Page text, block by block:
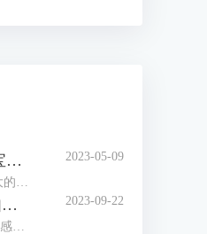
蓝宝石插件中英文对照 蓝宝石插件中文
蓝宝石Sapphire插件是一款非常强大的视频特效工具，为用户提供了多种高质量的视觉效果和工具，让视频制作和编辑变得更加高效和出色。本文将为用户介绍蓝宝石插件中英文对照 蓝宝石插件中文的内容，希望可帮助用户更好地了解这个优秀的视频特效工具。
2023-05-09
视频颗粒感是什么意思？如何去掉视频的颗粒感和噪点？
本文内容摘要如下： 一、视频颗粒感是因为什么? 二、如何避免视频噪点并提高视频质量 三、如何从视频画面中去除颗粒感 四、如何使用Boris FX Continuum给视频降噪
2023-09-22